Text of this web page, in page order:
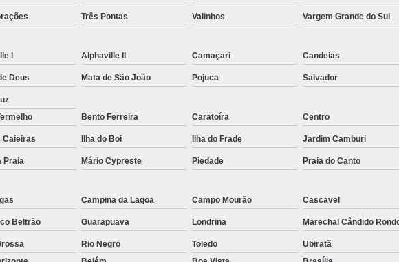
Rastreador do Carro
Rastreador Gps para Carro
Rastreador por Satelite para Carros
Empresa Especializada em Rastreamento
Rastreamento de Carro
Rastreamento de Carros Belo Horizonte
Rastreamento de Carros e Caminhões
Rastreamento de Carros por Satélite
Três Pontas Valinhos Vargem Grande do Sul
I Alphaville II Camaçari Candeias
Deus Mata de São João Pojuca Salvador
Bento Ferreira Caratoíra Centro
Caieiras Ilha do Boi Ilha do Frade Jardim Camburi
Praia Mário Cypreste Piedade Praia do Canto
Campina da Lagoa Campo Mourão Cascavel
Beltrão Guarapuava Londrina Marechal Cândido
Rio Negro Toledo Ubiratã